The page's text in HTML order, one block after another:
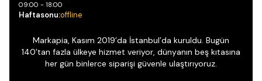
09:00 - 18:00
Haftasonu:offline
Markapia, Kasım 2019’da İstanbul’da kuruldu. Bugün
140’tan fazla ülkeye hizmet veriyor, dünyanın beş kıtasına
her gün binlerce siparişi güvenle ulaştırıyoruz.